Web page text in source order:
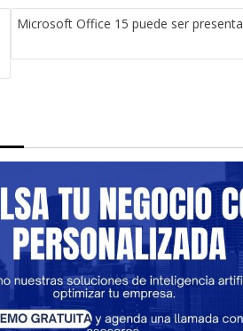
Microsoft Office 15 puede ser